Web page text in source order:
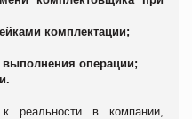
комплектации;
операции;
реальности в компании,